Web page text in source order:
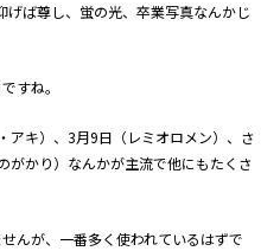
ば尊し、蛍の光、卒業写真なんかじ
すね。
アキ）、3月9日（レミオロメン）、さ
がかり）なんかが主流で他にもたくさ
んが、一番多く使われているはずで